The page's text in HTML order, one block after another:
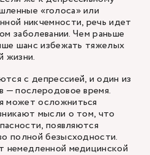
«голоса» или
никчемности, речь идет
заболевании. Чем раньше
шанс избежать тяжелых
жизни.
с депрессией, и один из
— послеродовое время.
может осложниться
мысли о том, что
появляются
полной безысходности.
немедленной медицинской